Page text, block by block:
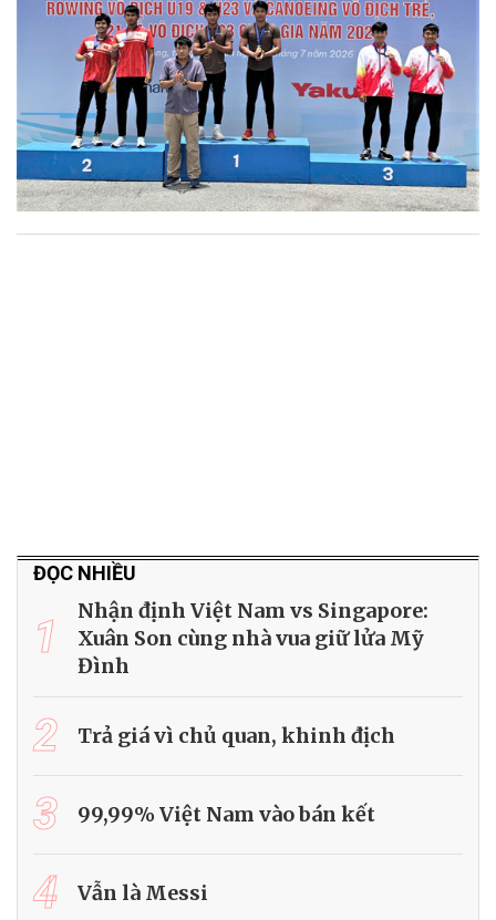
ĐỌC NHIỀU
1
Nhận định Việt Nam vs Singapore:
Xuân Son cùng nhà vua giữ lửa Mỹ
Đình
2 Trả giá vì chủ quan, khinh địch
3 99,99% Việt Nam vào bán kết
4 Vẫn là Messi